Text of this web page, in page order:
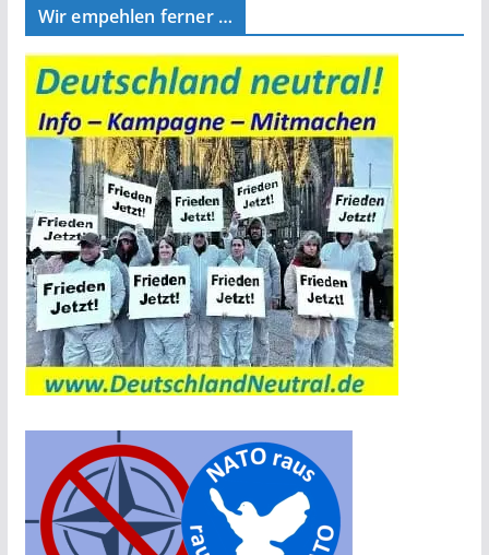
Wir empehlen ferner …